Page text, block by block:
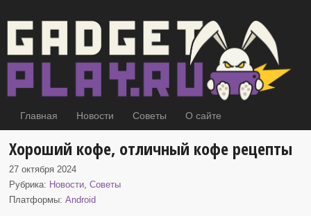
Главная Новости Советы О сайте
Хороший кофе, отличный кофе рецепты
27 октября 2024
Рубрика: Новости,Советы
Платформы:Android